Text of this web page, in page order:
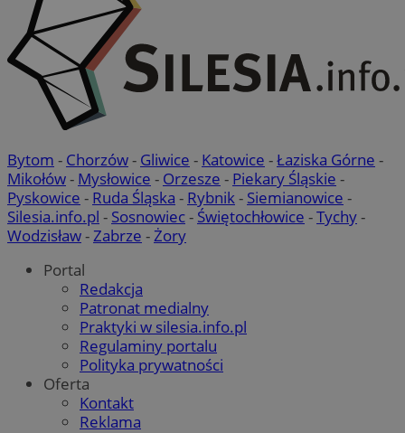
Bytom - Chorzów- Gliwice - Katowice -Łaziska Górne -
Mikołów- Mysłowice - Orzesze - Piekary Śląskie -
Pyskowice - Ruda Śląska - Rybnik- Siemianowice -
Silesia.info.pl - Sosnowiec- Świętochłowice -Tychy-
Wodzisław-Zabrze -Żory
Portal
Redakcja
Patronat medialny
Praktyki w silesia.info.pl
Regulaminy portalu
Polityka prywatności
Oferta
Kontakt
Reklama